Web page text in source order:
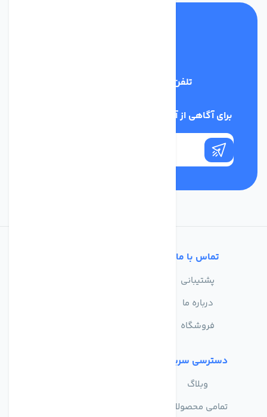
تلفن پشتیبانی
برای آگاهی از آخرین اخبار در خبرنامه ما عضو شوید
تماس با ما
پشتیبانی
درباره ما
فروشگاه
دسترسی سریع
وبلاگ
تمامی محصولات